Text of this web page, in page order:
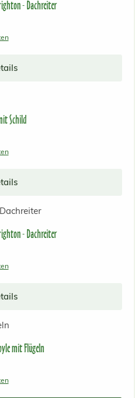
- Dachreiter
Schild
- Dachreiter
mit Flügeln